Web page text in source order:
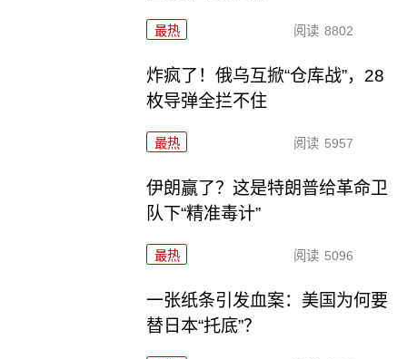
最热 阅读 8802
炸疯了！俄乌互掀“仓库战”，28
枚导弹全拦不住
最热 阅读 5957
伊朗赢了？这是特朗普给革命卫
队下“精准毒计”
最热 阅读 5096
一张纸条引发血案：美国为何要
替日本“托底”？